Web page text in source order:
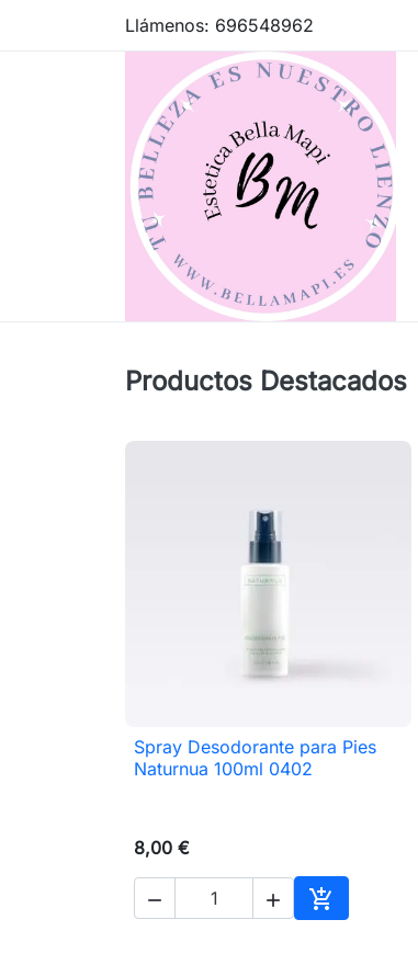
Llámenos: 696548962
Productos Destacados
 Vista rápida
Spray Desodorante para Pies
Naturnua 100ml 0402
8,00 €
  
Añadir al